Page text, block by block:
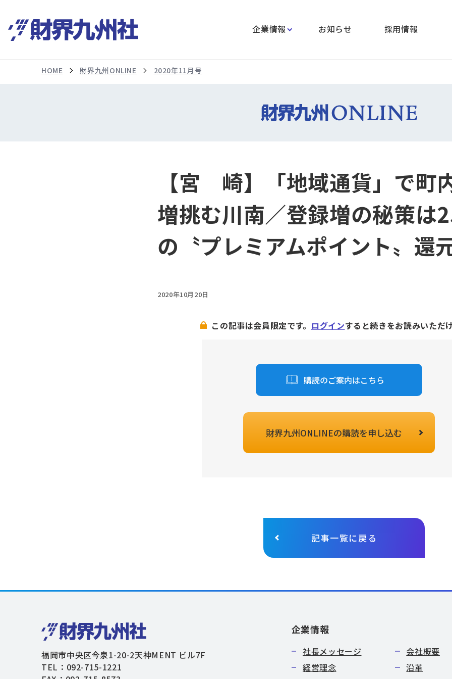
企業情報 お知らせ 採用情報
HOME 財界九州ONLINE 2020年11月号
【宮 崎】「地域通貨」で町
増挑む川南／登録増の秘策は
の〝プレミアムポイント〟還
2020年10月20日
この記事は会員限定です。 ログインすると続きをお読みいただけ
購読のご案内はこちら
財界九州ONLINEの購読を申し込む
記事一覧に戻る
福岡市中央区今泉1-20-2天神MENT ビル7F
TEL：092-715-1221
企業情報
社長メッセージ
会社概要
経営理念
沿革